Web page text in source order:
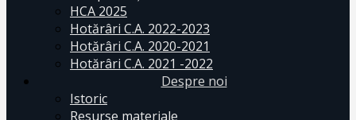
HCA 2025
Hotărâri C.A. 2022-2023
Hotărâri C.A. 2020-2021
Hotărâri C.A. 2021 -2022
Despre noi
Istoric
Resurse materiale